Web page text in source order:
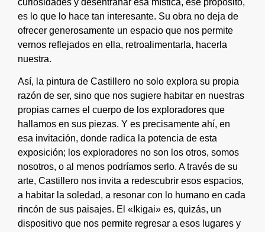
curiosidades y desentrañar esa mística, ese propósito,
es lo que lo hace tan interesante. Su obra no deja de
ofrecer generosamente un espacio que nos permite
vernos reflejados en ella, retroalimentarla, hacerla
nuestra.
Así, la pintura de Castillero no solo explora su propia
razón de ser, sino que nos sugiere habitar en nuestras
propias carnes el cuerpo de los exploradores que
hallamos en sus piezas. Y es precisamente ahí, en
esa invitación, donde radica la potencia de esta
exposición; los exploradores no son los otros, somos
nosotros, o al menos podríamos serlo. A través de su
arte, Castillero nos invita a redescubrir esos espacios,
a habitar la soledad, a resonar con lo humano en cada
rincón de sus paisajes. El «Ikigai» es, quizás, un
dispositivo que nos permite regresar a esos lugares y